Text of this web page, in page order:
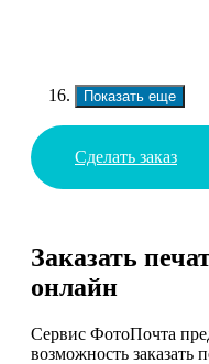
Показать еще
Сделать заказ
Заказать
онлайн
Сервис ФотоПочта
возможность заказать